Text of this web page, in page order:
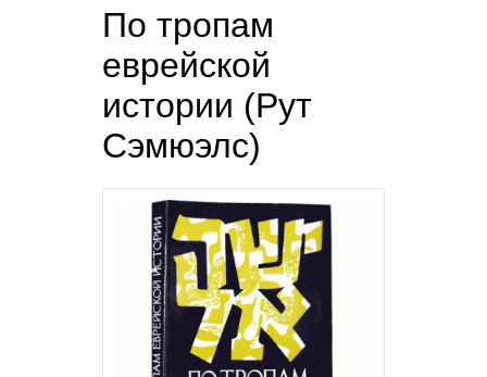
По тропам
еврейской
истории (Рут
Сэмюэлс)